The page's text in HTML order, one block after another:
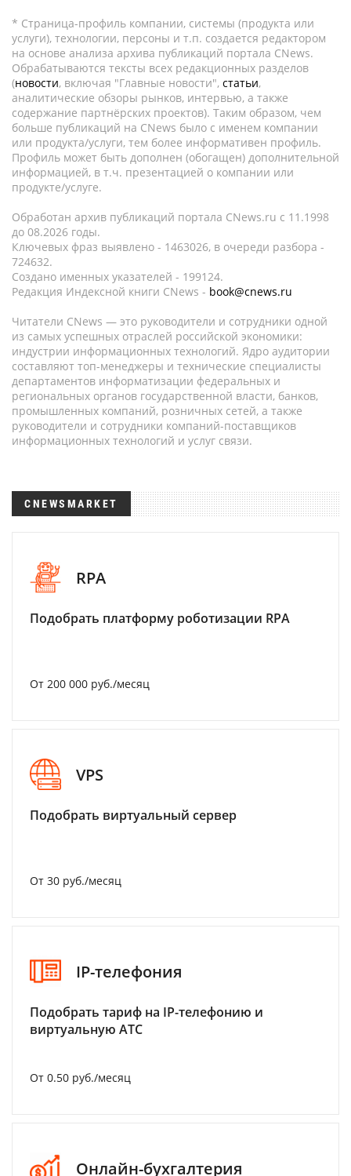
* Страница-профиль компании, системы (продукта или
услуги), технологии, персоны и т.п. создается редактором
на основе анализа архива публикаций портала CNews.
Обрабатываются тексты всех редакционных разделов
(новости, включая "Главные новости", статьи,
аналитические обзоры рынков, интервью, а также
содержание партнёрских проектов). Таким образом, чем
больше публикаций на CNews было с именем компании
или продукта/услуги, тем более информативен профиль.
Профиль может быть дополнен (обогащен) дополнительной
информацией, в т.ч. презентацией о компании или
продукте/услуге.
Обработан архив публикаций портала CNews.ru c 11.1998
до 08.2026 годы.
Ключевых фраз выявлено - 1463026, в очереди разбора -
724632.
Создано именных указателей - 199124.
Редакция Индексной книги CNews - book@cnews.ru
Читатели CNews — это руководители и сотрудники одной
из самых успешных отраслей российской экономики:
индустрии информационных технологий. Ядро аудитории
составляют топ-менеджеры и технические специалисты
департаментов информатизации федеральных и
региональных органов государственной власти, банков,
промышленных компаний, розничных сетей, а также
руководители и сотрудники компаний-поставщиков
информационных технологий и услуг связи.
CNEWSMARKET
RPA
Подобрать платформу роботизации RPA
От 200 000 руб./месяц
VPS
Подобрать виртуальный сервер
От 30 руб./месяц
IP-телефония
Подобрать тариф на IP-телефонию и
виртуальную АТС
От 0.50 руб./месяц
Онлайн-бухгалтерия